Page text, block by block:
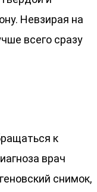
Невзирая на
всего сразу
к
врач
снимок,